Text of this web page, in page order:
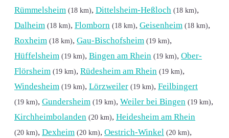
Rümmelsheim (18 km), Dittelsheim-Heßloch (18 km),
Dalheim (18 km), Flomborn (18 km), Geisenheim (18 km),
Roxheim (18 km), Gau-Bischofsheim (19 km),
Hüffelsheim (19 km), Bingen am Rhein (19 km), Ober-
Flörsheim (19 km), Rüdesheim am Rhein (19 km),
Windesheim (19 km), Lörzweiler (19 km), Feilbingert
(19 km), Gundersheim (19 km), Weiler bei Bingen (19 km),
Kirchheimbolanden (20 km), Heidesheim am Rhein
(20 km), Dexheim (20 km), Oestrich-Winkel (20 km),